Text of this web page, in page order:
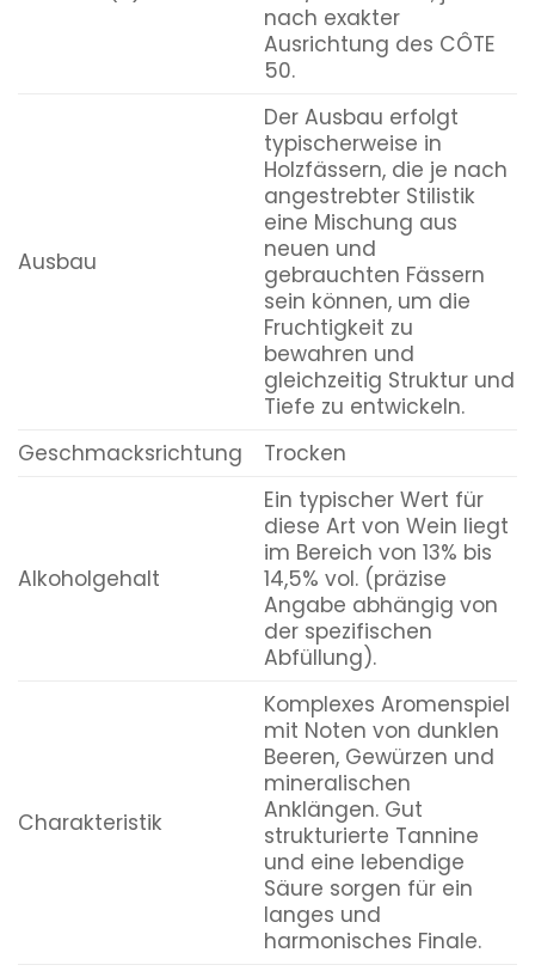
nach exakter
Ausrichtung des CÔTE
50.
Ausbau
Der Ausbau erfolgt
typischerweise in
Holzfässern, die je nach
angestrebter Stilistik
eine Mischung aus
neuen und
gebrauchten Fässern
sein können, um die
Fruchtigkeit zu
bewahren und
gleichzeitig Struktur und
Tiefe zu entwickeln.
Geschmacksrichtung
Trocken
Alkoholgehalt
Ein typischer Wert für
diese Art von Wein liegt
im Bereich von 13% bis
14,5% vol. (präzise
Angabe abhängig von
der spezifischen
Abfüllung).
Charakteristik
Komplexes Aromenspiel
mit Noten von dunklen
Beeren, Gewürzen und
mineralischen
Anklängen. Gut
strukturierte Tannine
und eine lebendige
Säure sorgen für ein
langes und
harmonisches Finale.